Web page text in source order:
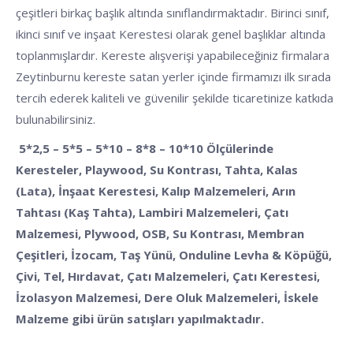
çeşitleri birkaç başlık altında sınıflandırmaktadır. Birinci sınıf,
ikinci sınıf ve inşaat Kerestesi olarak genel başlıklar altında
toplanmışlardır. Kereste alışverişi yapabileceğiniz firmalara
Zeytinburnu kereste satan yerler içinde firmamızı ilk sırada
tercih ederek kaliteli ve güvenilir şekilde ticaretinize katkıda
bulunabilirsiniz.
5*2,5 – 5*5 – 5*10 – 8*8 – 10*10 Ölçülerinde
Keresteler, Playwood, Su Kontrası, Tahta, Kalas
(Lata), İnşaat Kerestesi, Kalıp Malzemeleri, Arın
Tahtası (Kaş Tahta), Lambiri Malzemeleri, Çatı
Malzemesi, Plywood, OSB, Su Kontrası, Membran
Çeşitleri, İzocam, Taş Yünü, Onduline Levha & Köpüğü,
Çivi, Tel, Hırdavat, Çatı Malzemeleri, Çatı Kerestesi,
İzolasyon Malzemesi, Dere Oluk Malzemeleri, İskele
Malzeme gibi ürün satışları yapılmaktadır.